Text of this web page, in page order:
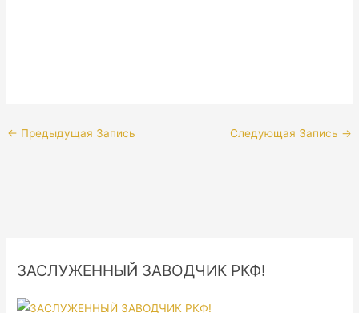
← Предыдущая Запись Следующая Запись →
ЗАСЛУЖЕННЫЙ ЗАВОДЧИК РКФ!